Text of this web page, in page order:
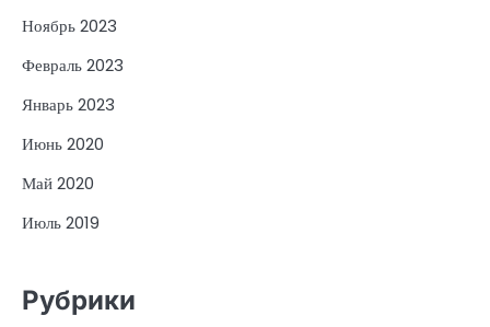
Ноябрь 2023
Февраль 2023
Январь 2023
Июнь 2020
Май 2020
Июль 2019
Рубрики